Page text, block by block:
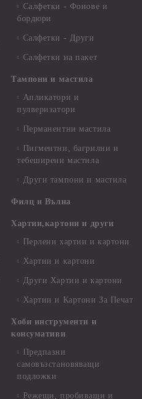
Салфетки - Фонове и
бордюри
Салфетки - Други
Салфетки на пакет
Тампони и мастила
Апликатори и
пулверизатори
Перманентни мастила
Пигментни, багрилни и
тебеширени мастила
Други тампони и мастила
Филц и Вълна
Хартии,картони и други
Перлени хартии и картони
Хартии и картони
Други Хартии и картони
Хартии и Картони За Печат
Хоби инструменти и
консумативи
Предпазни
самовъзстановяващи
подложки
Режещи, пробиващи и